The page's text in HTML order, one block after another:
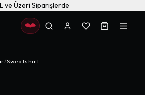
ve Üzeri Siparişlerde
/Sweatshirt